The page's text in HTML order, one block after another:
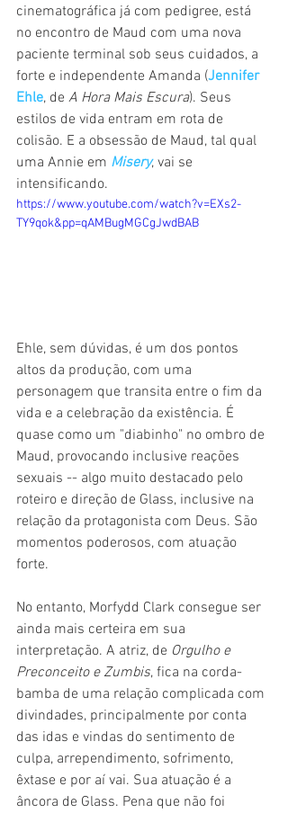
cinematográfica já com pedigree, está
no encontro de Maud com uma nova
paciente terminal sob seus cuidados, a
forte e independente Amanda (Jennifer
Ehle, de A Hora Mais Escura). Seus
estilos de vida entram em rota de
colisão. E a obsessão de Maud, tal qual
uma Annie em Misery, vai se
intensificando.
https://www.youtube.com/watch?v=EXs2-
TY9qok&pp=qAMBugMGCgJwdBAB
Ehle, sem dúvidas, é um dos pontos
altos da produção, com uma
personagem que transita entre o fim da
vida e a celebração da existência. É
quase como um "diabinho" no ombro de
Maud, provocando inclusive reações
sexuais -- algo muito destacado pelo
roteiro e direção de Glass, inclusive na
relação da protagonista com Deus. São
momentos poderosos, com atuação
forte.
No entanto, Morfydd Clark consegue ser
ainda mais certeira em sua
interpretação. A atriz, de Orgulho e
Preconceito e Zumbis, fica na corda-
bamba de uma relação complicada com
divindades, principalmente por conta
das idas e vindas do sentimento de
culpa, arrependimento, sofrimento,
êxtase e por aí vai. Sua atuação é a
âncora de Glass. Pena que não foi